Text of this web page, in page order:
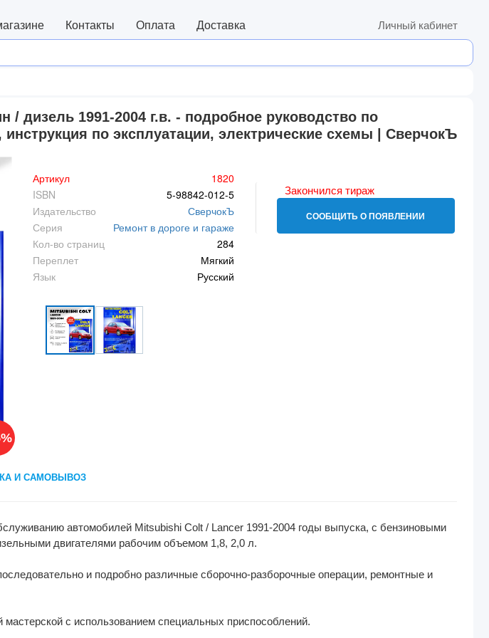
Контакты Оплата Доставка Личный кабинет
/ дизель 1991-2004 г.в. - подробное руководство по
по эксплуатации, электрические схемы | СверчокЪ
Артикул
1820
ISBN
5-98842-012-5
Издательство
СверчокЪ
Серия
Ремонт в дороге и гараже
Кол-во страниц
284
Переплет
Мягкий
Язык
Русский
Закончился тираж
СООБЩИТЬ О ПОЯВЛЕНИИ
И САМОВЫВОЗ
автомобилей Mitsubishi Colt / Lancer 1991-2004 годы выпуска, с бензиновыми
двигателями рабочим объемом 1,8, 2,0 л.
и подробно различные сборочно-разборочные операции, ремонтные и
с использованием специальных приспособлений.